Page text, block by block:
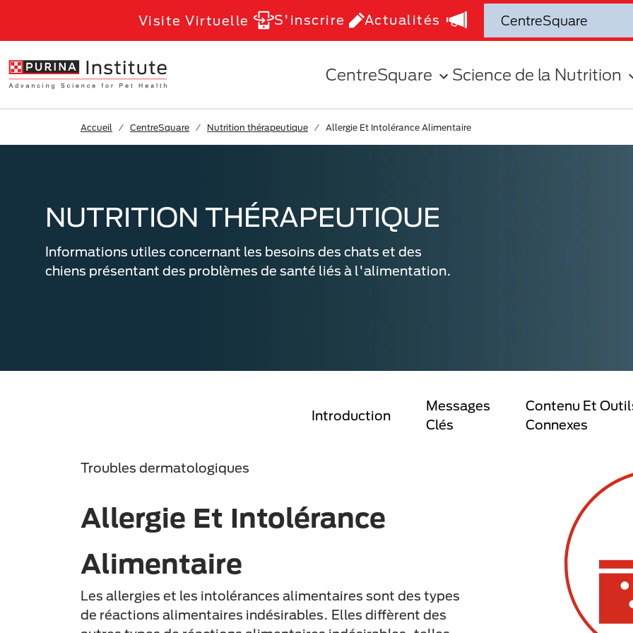
Visite Virtuelle S'inscrire Actualités
CentreSquare Science de la Nutrition
Accueil CentreSquare Nutrition thérapeutique Allergie Et Intolérance Alimentaire
NUTRITION THÉRAPEUTIQUE
Informations utiles concernant les besoins des chats et des
chiens présentant des problèmes de santé liés à l'alimentation.
Introduction
Messages
Clés
Contenu Et
Connexes
Troubles dermatologiques
Allergie Et Intolérance
Alimentaire
Les allergies et les intolérances alimentaires sont des types
de réactions alimentaires indésirables. Elles diffèrent des